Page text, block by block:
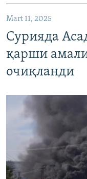
Mart 11, 2025
Сурияда
қарши
очиқланди